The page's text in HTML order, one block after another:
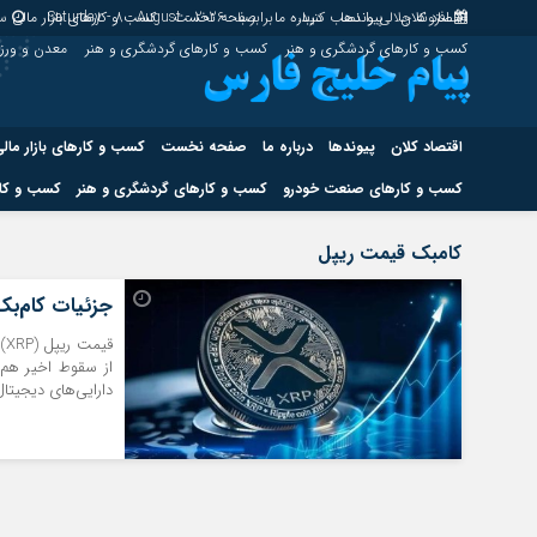
افزونه جلالی را نصب کنید. برابر با : Saturday - 8 - August - 2026 اقتصاد کلان پیوندها درباره ما صفحه نخست کسب و کارهای بازار مالی
کسب و کارهای گردشگری و هنر
کسب و کارهای گردشگری و هنر معدن و
اقتصاد کلان پیوندها درباره ما صفحه نخست کسب و کارهای بازار
کسب و کارهای صنعت خودرو
کسب و کارهای گردشگری و هنر کسب و
کسب و کارهای حوزه انرژی کسب و کارهای
هوش مصنوعی
کامبک قیمت ریپل
جزئیات کام‌بک
از سقوط اخیر
دارایی‌های